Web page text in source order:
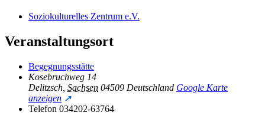
Soziokulturelles Zentrum e.V.
Veranstaltungsort
Begegnungsstätte
Kosebruchweg 14
Delitzsch Sachsen 04509 Deutschland Google Karte
anzeigen
Telefon 034202-63764